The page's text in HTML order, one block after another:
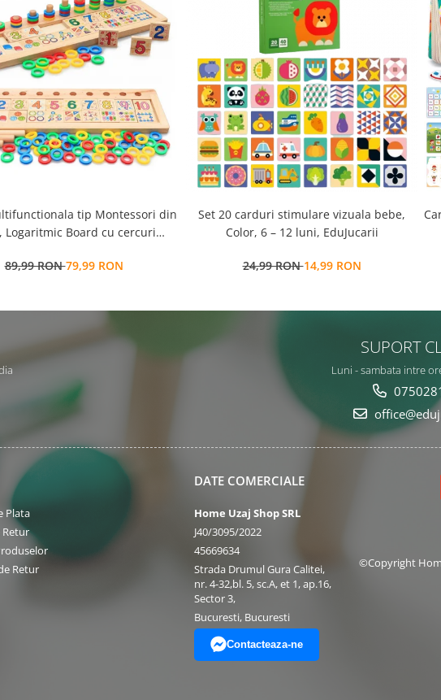
tip Montessori din
Logaritmic Board cu cercuri
operatiuni matematice
89,99 RON79,99 RON
Set 20 carduri stimulare vizuala bebe,
Color, 6 – 12 luni, EduJucarii
24,99 RON14,99 RON
SUPORT
Luni - sambata intre
Plata
Retur
Retur
DATE COMERCIALE
Home Uzaj Shop SRL
J40/3095/2022
45669634
Strada Drumul Gura Calitei,
nr. 4-32,bl. 5, sc.A, et 1, ap.16,
Sector 3,
Bucuresti, Bucuresti
Contacteaza-ne
©Copyright